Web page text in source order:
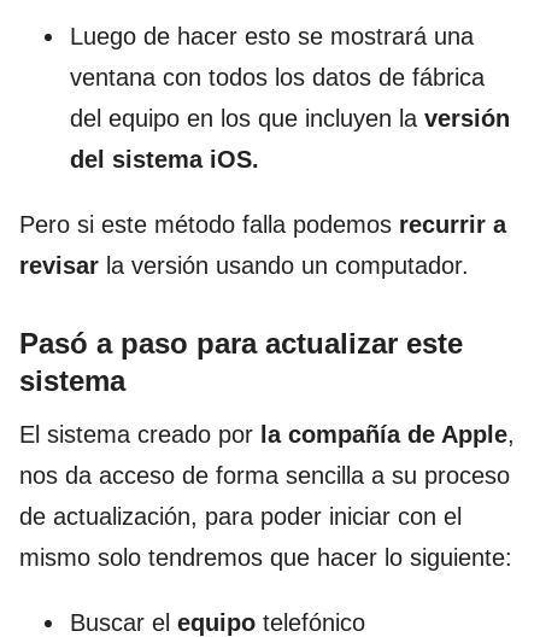
Luego de hacer esto se mostrará una
ventana con todos los datos de fábrica
del equipo en los que incluyen la versión
del sistema iOS.
Pero si este método falla podemos recurrir a
revisar la versión usando un computador.
Pasó a paso para actualizar este
sistema
El sistema creado por la compañía de Apple,
nos da acceso de forma sencilla a su proceso
de actualización, para poder iniciar con el
mismo solo tendremos que hacer lo siguiente:
Buscar el equipo telefónico